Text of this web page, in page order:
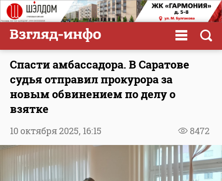
Спасти амбассадора. В Саратове
судья отправил прокурора за
новым обвинением по делу о
взятке
8472
10 октября 2025, 16:15